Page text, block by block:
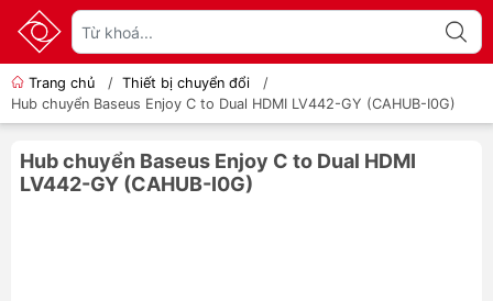
Trang chủ / Thiết bị chuyển đổi
/
Hub chuyển Baseus Enjoy C to Dual HDMI LV442-GY (CAHUB-I0G)
Hub chuyển Baseus Enjoy C to Dual HDMI
LV442-GY (CAHUB-I0G)